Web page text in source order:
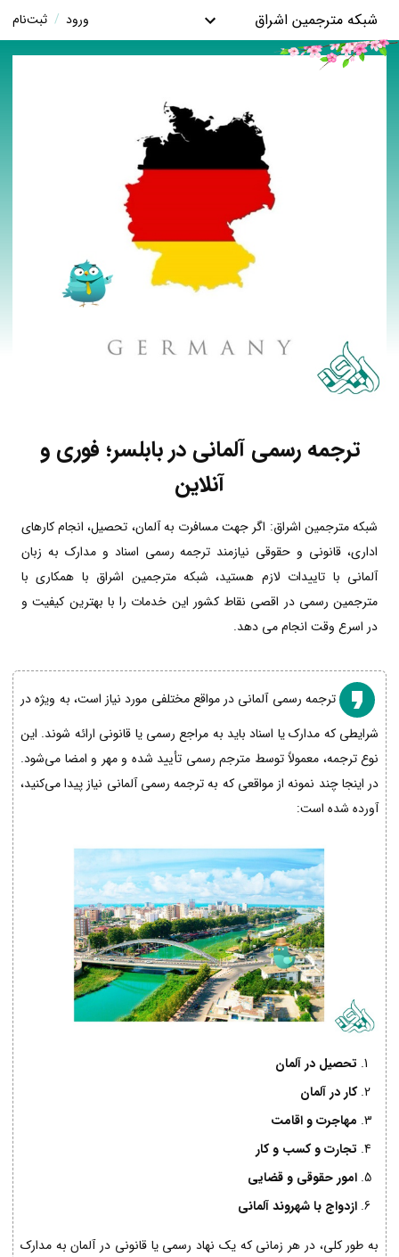
شبکه مترجمین اشراق ورود / ثبت‌نام
ترجمه رسمی آلمانی در بابلسر؛ فوری و
آنلاین
شبکه مترجمین اشراق: اگر جهت مسافرت به آلمان، تحصیل، انجام کارهای
اداری، قانونی و حقوقی نیازمند ترجمه رسمی اسناد و مدارک به زبان
آلمانی با تاییدات لازم هستید، شبکه مترجمین اشراق با همکاری با
مترجمین رسمی در اقصی نقاط کشور این خدمات را با بهترین کیفیت و
در اسرع وقت انجام می دهد.
ترجمه رسمی آلمانی در مواقع مختلفی مورد نیاز است، به ویژه در
شرایطی که مدارک یا اسناد باید به مراجع رسمی یا قانونی ارائه شوند. این
نوع ترجمه، معمولاً توسط مترجم رسمی تأیید شده و مهر و امضا می‌شود.
در اینجا چند نمونه از مواقعی که به ترجمه رسمی آلمانی نیاز پیدا می‌کنید،
آورده شده است:
تحصیل در آلمان
کار در آلمان
مهاجرت و اقامت
تجارت و کسب و کار
امور حقوقی و قضایی
ازدواج با شهروند آلمانی
به طور کلی، در هر زمانی که یک نهاد رسمی یا قانونی در آلمان به مدارک